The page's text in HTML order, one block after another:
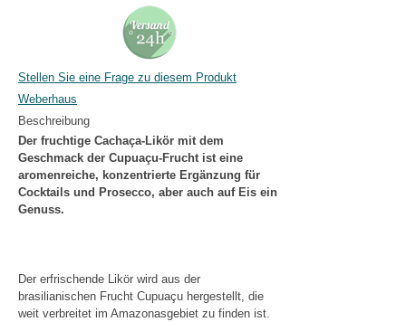
Stellen Sie eine Frage zu diesem Produkt
Weberhaus
Beschreibung
Der fruchtige Cachaça-Likör mit dem
Geschmack der Cupuaçu-Frucht ist eine
aromenreiche, konzentrierte Ergänzung für
Cocktails und Prosecco, aber auch auf Eis ein
Genuss.
Der erfrischende Likör wird aus der
brasilianischen Frucht Cupuaçu hergestellt, die
weit verbreitet im Amazonasgebiet zu finden ist.